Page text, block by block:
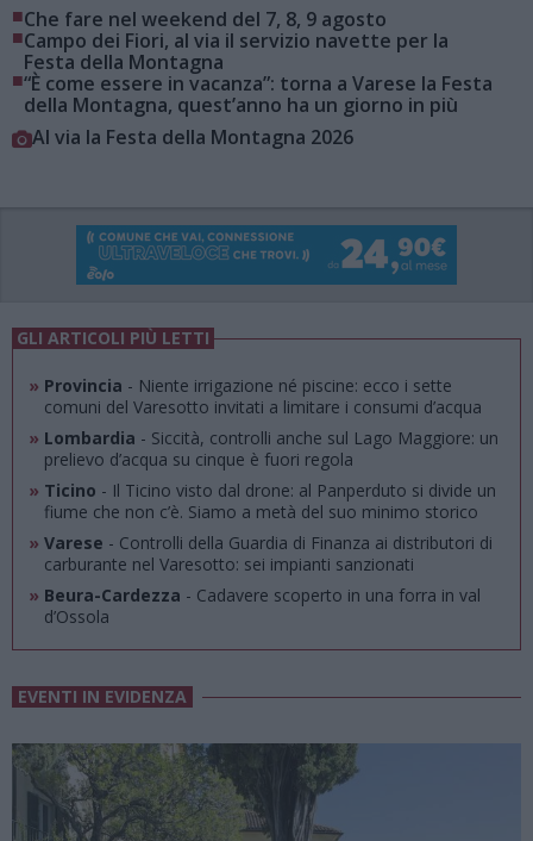
■Che fare nel weekend del 7, 8, 9 agosto
■Campo dei Fiori, al via il servizio navette per la
Festa della Montagna
■“È come essere in vacanza”: torna a Varese la Festa
della Montagna, quest’anno ha un giorno in più
Al via la Festa della Montagna 2026
GLI ARTICOLI PIÙ LETTI
» Provincia - Niente irrigazione né piscine: ecco i sette
comuni del Varesotto invitati a limitare i consumi d’acqua
» Lombardia - Siccità, controlli anche sul Lago Maggiore: un
prelievo d’acqua su cinque è fuori regola
» Ticino - Il Ticino visto dal drone: al Panperduto si divide un
fiume che non c’è. Siamo a metà del suo minimo storico
» Varese - Controlli della Guardia di Finanza ai distributori di
carburante nel Varesotto: sei impianti sanzionati
» Beura-Cardezza - Cadavere scoperto in una forra in val
d’Ossola
EVENTI IN EVIDENZA